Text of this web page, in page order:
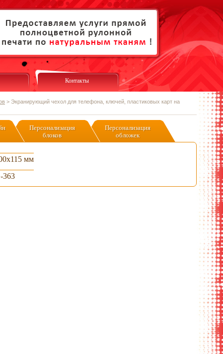
Контакты
> Экранирующий чехол для телефона, ключей, пластиковых карт на
Персонализация
блоков
Персонализация
обложек
мм
363